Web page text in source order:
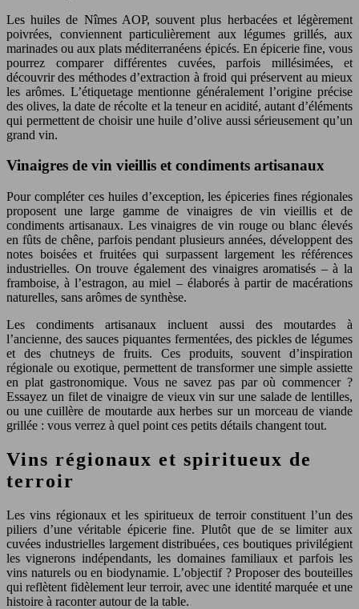
Les huiles de Nîmes AOP, souvent plus herbacées et légèrement
poivrées, conviennent particulièrement aux légumes grillés, aux
marinades ou aux plats méditerranéens épicés. En épicerie fine, vous
pourrez comparer différentes cuvées, parfois millésimées, et
découvrir des méthodes d’extraction à froid qui préservent au mieux
les arômes. L’étiquetage mentionne généralement l’origine précise
des olives, la date de récolte et la teneur en acidité, autant d’éléments
qui permettent de choisir une huile d’olive aussi sérieusement qu’un
grand vin.
Vinaigres de vin vieillis et condiments artisanaux
Pour compléter ces huiles d’exception, les épiceries fines régionales
proposent une large gamme de vinaigres de vin vieillis et de
condiments artisanaux. Les vinaigres de vin rouge ou blanc élevés
en fûts de chêne, parfois pendant plusieurs années, développent des
notes boisées et fruitées qui surpassent largement les références
industrielles. On trouve également des vinaigres aromatisés – à la
framboise, à l’estragon, au miel – élaborés à partir de macérations
naturelles, sans arômes de synthèse.
Les condiments artisanaux incluent aussi des moutardes à
l’ancienne, des sauces piquantes fermentées, des pickles de légumes
et des chutneys de fruits. Ces produits, souvent d’inspiration
régionale ou exotique, permettent de transformer une simple assiette
en plat gastronomique. Vous ne savez pas par où commencer ?
Essayez un filet de vinaigre de vieux vin sur une salade de lentilles,
ou une cuillère de moutarde aux herbes sur un morceau de viande
grillée : vous verrez à quel point ces petits détails changent tout.
Vins régionaux et spiritueux de
terroir
Les vins régionaux et les spiritueux de terroir constituent l’un des
piliers d’une véritable épicerie fine. Plutôt que de se limiter aux
cuvées industrielles largement distribuées, ces boutiques privilégient
les vignerons indépendants, les domaines familiaux et parfois les
vins naturels ou en biodynamie. L’objectif ? Proposer des bouteilles
qui reflètent fidèlement leur terroir, avec une identité marquée et une
histoire à raconter autour de la table.